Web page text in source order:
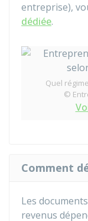
entreprise),
dédiée.
Quel
©
Comment
Les
revenus